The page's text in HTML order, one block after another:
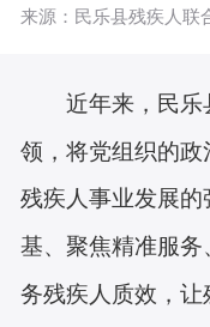
来源：民乐县残疾人联
近年来，民
领，将党组织的
残疾人事业发展
基、聚焦精准服
务残疾人质效，